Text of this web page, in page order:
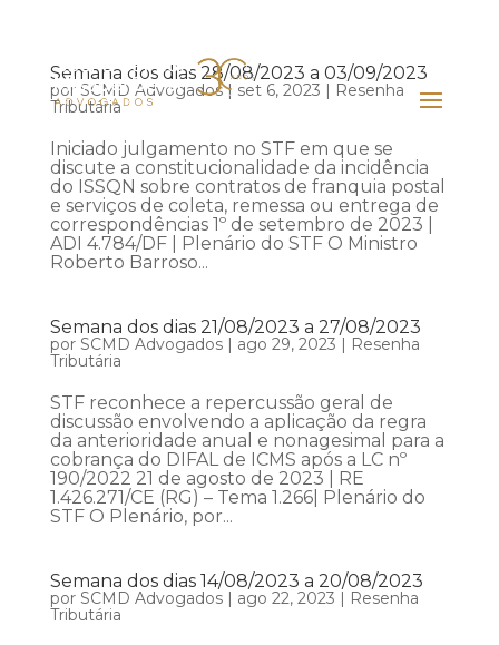
Semana dos dias 28/08/2023 a 03/09/2023
por SCMD Advogados| set 6, 2023 | Resenha
Tributária
Iniciado julgamento no STF em que se
discute a constitucionalidade da incidência
do ISSQN sobre contratos de franquia postal
e serviços de coleta, remessa ou entrega de
correspondências 1º de setembro de 2023 |
ADI 4.784/DF | Plenário do STF O Ministro
Roberto Barroso...
Semana dos dias 21/08/2023 a 27/08/2023
por SCMD Advogados| ago 29, 2023 | Resenha
Tributária
STF reconhece a repercussão geral de
discussão envolvendo a aplicação da regra
da anterioridade anual e nonagesimal para a
cobrança do DIFAL de ICMS após a LC nº
190/2022 21 de agosto de 2023 | RE
1.426.271/CE (RG) – Tema 1.266| Plenário do
STF O Plenário, por...
Semana dos dias 14/08/2023 a 20/08/2023
por SCMD Advogados| ago 22, 2023 | Resenha
Tributária